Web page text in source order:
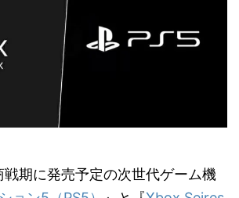
期に発売予定の次世代ゲーム機